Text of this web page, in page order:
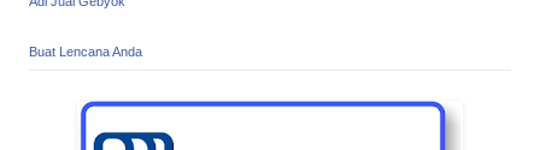
Buat Lencana Anda